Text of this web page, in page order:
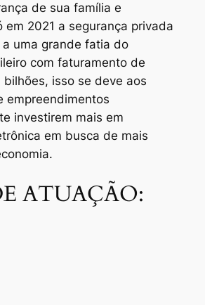
de sua família e
em 2021 a segurança privada
uma grande fatia do
com faturamento de
isso se deve aos
empreendimentos
investirem mais em
em busca de mais
ATUAÇÃO: